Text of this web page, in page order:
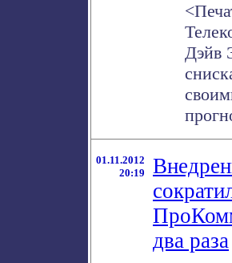
Дэйв
01.11.2012
20:19
два раза